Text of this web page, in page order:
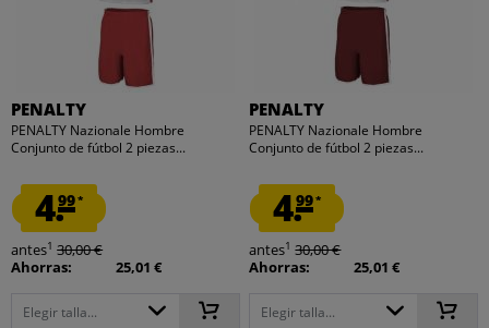
PENALTY
PENALTY Nazionale Hombre
Conjunto de fútbol 2 piezas...
4.99*
antes1 30,00 €
Ahorras:
25,01 €
Elegir talla...
PENALTY
PENALTY Nazionale Hombre
Conjunto de fútbol 2 piezas...
4.99*
antes1 30,00 €
Ahorras:
25,01 €
Elegir talla...